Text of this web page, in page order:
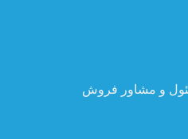
و مشاور فروش